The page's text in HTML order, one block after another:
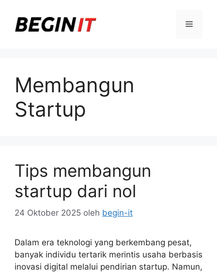
Menu
Membangun
Startup
Tips membangun
startup dari nol
24 Oktober 2025 oleh begin-it
Dalam era teknologi yang berkembang pesat,
banyak individu tertarik merintis usaha berbasis
inovasi digital melalui pendirian startup. Namun,